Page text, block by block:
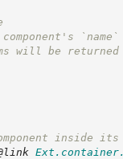
`name`
will be returned
inside its